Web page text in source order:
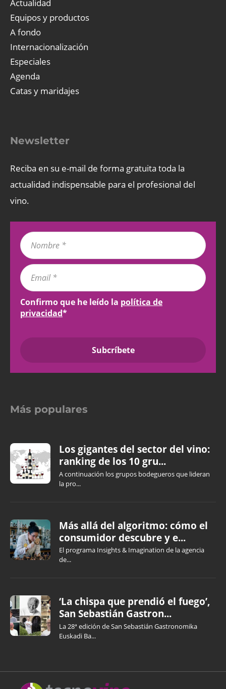
Actualidad
Equipos y productos
A fondo
Internacionalización
Especiales
Agenda
Catas y maridajes
Newsletter
Reciba en su e-mail de forma gratuita toda la
actualidad indispensable para el profesional del
vino.
Confirmo que he leído la política de
privacidad*
Más populares
Los gigantes del sector del vino:
ranking de los 10 gru...
A continuación los grupos bodegueros que lideran
la pro...
Más allá del algoritmo: cómo el
consumidor descubre y e...
El programa Insights & Imagination de la agencia
de...
‘La chispa que prendió el fuego’,
San Sebastián Gastron...
La 28ª edición de San Sebastián Gastronomika
Euskadi Ba...